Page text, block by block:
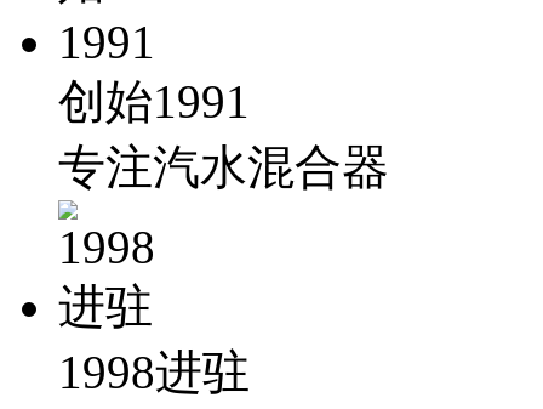
创始1991
专注汽水混合器
1998进驻